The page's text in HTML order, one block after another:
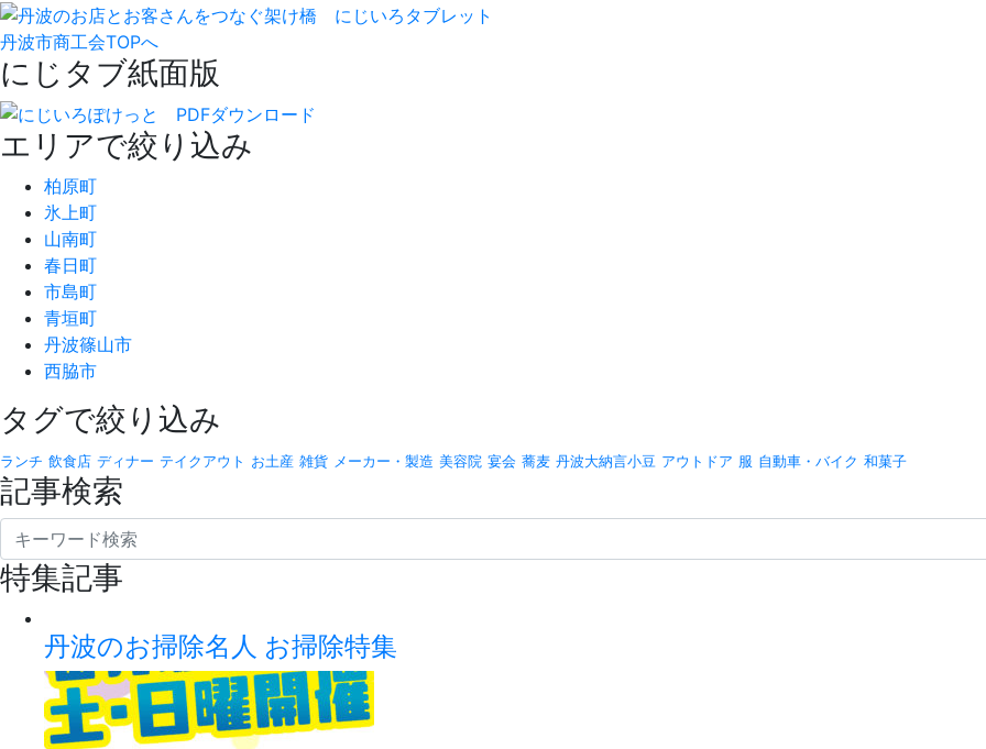
丹波市商工会TOPへ
にじタブ紙面版
エリアで絞り込み
柏原町
氷上町
山南町
春日町
市島町
青垣町
丹波篠山市
西脇市
タグで絞り込み
ランチ 飲食店 ディナー テイクアウト お土産 雑貨 メーカー・製造 美容院 宴会 蕎麦 丹波大納言小豆 アウトドア 服 自動車・バイク 和菓子
記事検索
特集記事
丹波のお掃除名人 お掃除特集